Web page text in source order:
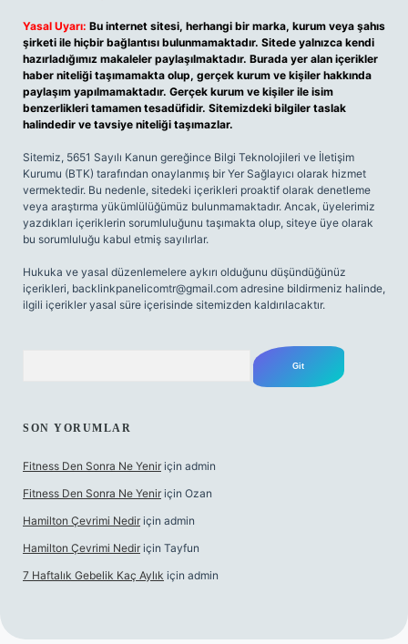
Yasal Uyarı: Bu internet sitesi, herhangi bir marka, kurum veya şahıs
şirketi ile hiçbir bağlantısı bulunmamaktadır. Sitede yalnızca kendi
hazırladığımız makaleler paylaşılmaktadır. Burada yer alan içerikler
haber niteliği taşımamakta olup, gerçek kurum ve kişiler hakkında
paylaşım yapılmamaktadır. Gerçek kurum ve kişiler ile isim
benzerlikleri tamamen tesadüfidir. Sitemizdeki bilgiler taslak
halindedir ve tavsiye niteliği taşımazlar.
Sitemiz, 5651 Sayılı Kanun gereğince Bilgi Teknolojileri ve İletişim
Kurumu (BTK) tarafından onaylanmış bir Yer Sağlayıcı olarak hizmet
vermektedir. Bu nedenle, sitedeki içerikleri proaktif olarak denetleme
veya araştırma yükümlülüğümüz bulunmamaktadır. Ancak, üyelerimiz
yazdıkları içeriklerin sorumluluğunu taşımakta olup, siteye üye olarak
bu sorumluluğu kabul etmiş sayılırlar.
Hukuka ve yasal düzenlemelere aykırı olduğunu düşündüğünüz
içerikleri, backlinkpanelicomtr@gmail.com adresine bildirmeniz halinde,
ilgili içerikler yasal süre içerisinde sitemizden kaldırılacaktır.
SON YORUMLAR
Fitness Den Sonra Ne Yenir için admin
Fitness Den Sonra Ne Yenir için Ozan
Hamilton Çevrimi Nedir için admin
Hamilton Çevrimi Nedir için Tayfun
7 Haftalık Gebelik Kaç Aylık için admin